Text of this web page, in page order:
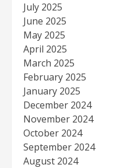
July 2025
June 2025
May 2025
April 2025
March 2025
February 2025
January 2025
December 2024
November 2024
October 2024
September 2024
August 2024